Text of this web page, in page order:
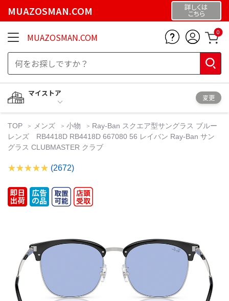
MUAZOSMAN.COM 詳しくは
こちら
MUAZOSMAN.COM 0
マイストア
変更
TOP メンズ 小物
Ray-Ban スクエア型サングラス ブルー
レンズ RB4418D RB4418D 667080 56 レイバン Ray-Ban サン
グラス CLUBMASTER クラブ
(2672)